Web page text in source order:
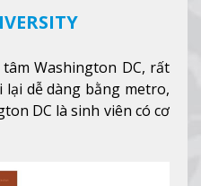
Washington DC, rất
dễ dàng bằng metro,
DC là sinh viên có cơ
an toàn nhất trên Thế